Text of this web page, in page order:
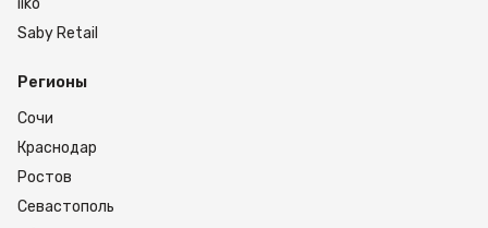
iiko
Saby Retail
Регионы
Сочи
Краснодар
Ростов
Севастополь